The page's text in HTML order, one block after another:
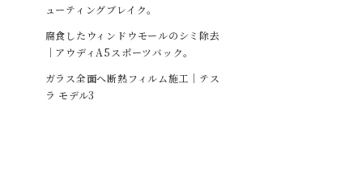
ューティングブレイク。
腐食したウィンドウモールのシミ除去
｜アウディA5スポーツバック。
ガラス全面へ断熱フィルム施工｜テス
ラ モデル3